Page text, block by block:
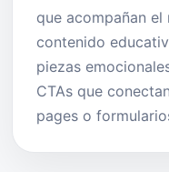
que acompañan
contenido
piezas
CTAs que
pages o